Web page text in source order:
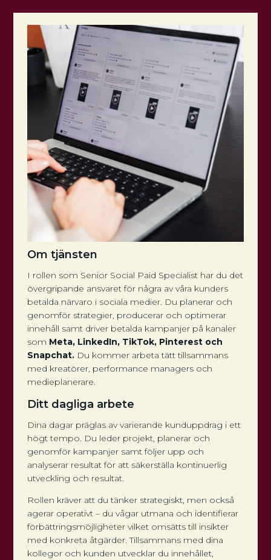
Om tjänsten
I rollen som Senior Social Paid Specialist har du det
övergripande ansvaret för några av våra kunders
betalda närvaro i sociala medier. Du planerar och
genomför strategier, producerar och optimerar
innehåll samt driver betalda kampanjer på kanaler
som Meta, LinkedIn, TikTok, Pinterest och
Snapchat. Du kommer arbeta tätt tillsammans
med kreatörer, performance managers och
medieplanerare.
Ditt dagliga arbete
Dina dagar präglas av varierande kunduppdrag i ett
högt tempo. Du leder projekt, planerar och
genomför kampanjer samt följer upp och
analyserar resultat för att säkerställa kontinuerlig
utveckling och resultat.
Rollen kräver att du tänker strategiskt, men också
agerar operativt – du vågar utmana och identifierar
förbättringsmöjligheter vilket omsätts till insikter
med konkreta åtgärder. Tillsammans med dina
kollegor och kunden utvecklar du innehållet,